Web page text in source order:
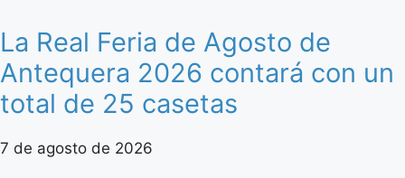
La Real Feria de Agosto de
Antequera 2026 contará con un
total de 25 casetas
7 de agosto de 2026